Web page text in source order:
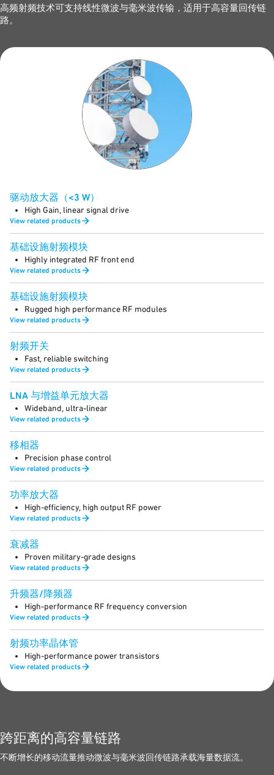
高频射频技术可支持线性微波与毫米波传输，适用于高容量回传链
路。
驱动放大器（<3 W）
High Gain, linear signal drive
View related products
基础设施射频模块
Highly integrated RF front end
View related products
基础设施射频模块
Rugged high performance RF modules
View related products
射频开关
Fast, reliable switching
View related products
LNA 与增益单元放大器
Wideband, ultra-linear
View related products
移相器
Precision phase control
View related products
功率放大器
High-efficiency, high output RF power
View related products
衰减器
Proven military-grade designs
View related products
升频器/降频器
High-performance RF frequency conversion
View related products
射频功率晶体管
High-performance power transistors
View related products
跨距离的高容量链路
不断增长的移动流量推动微波与毫米波回传链路承载海量数据流。